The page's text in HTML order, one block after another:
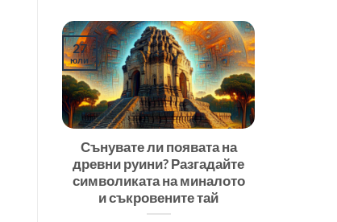
Сънувате ли появата на
древни руини? Разгадайте
символиката на миналото
и съкровените тай
27
юли